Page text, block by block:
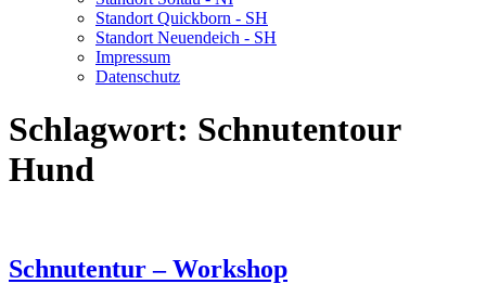
Standort Quickborn - SH
Standort Neuendeich - SH
Impressum
Datenschutz
Schlagwort: Schnutentour
Hund
Schnutentur – Workshop